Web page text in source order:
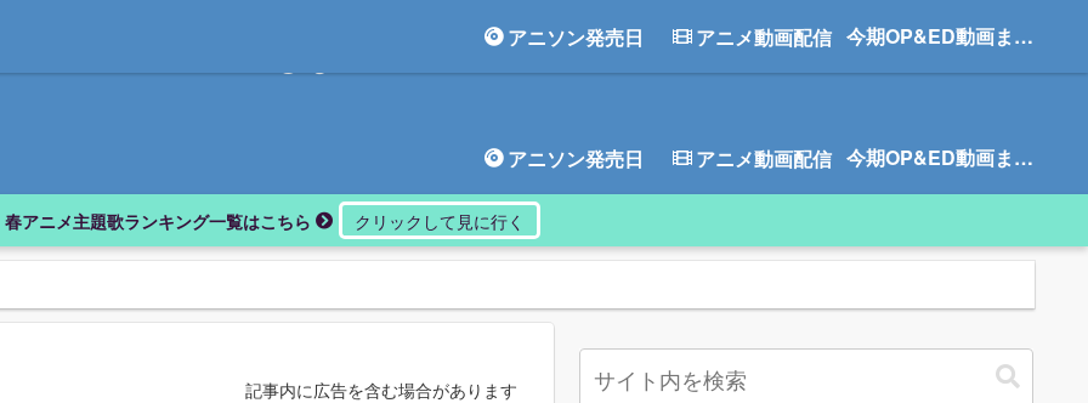
アニソン発売日 アニメ動画配信 今期OP&ED動画まとめ
アニソン発売日 アニメ動画配信 今期OP&ED動画まとめ
春アニメ主題歌ランキング一覧はこちら
記事内に広告を含む場合があります